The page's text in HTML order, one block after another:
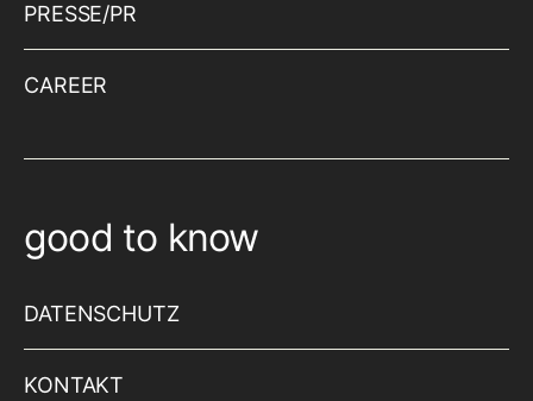
PRESSE/PR
CAREER
good to know
DATENSCHUTZ
KONTAKT